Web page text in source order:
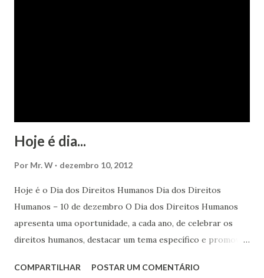
Hoje é dia...
Por Mr. W dezembro 10, 2012
Hoje é o Dia dos Direitos Humanos Dia dos Direitos
Humanos – 10 de dezembro O Dia dos Direitos Humanos
apresenta uma oportunidade, a cada ano, de celebrar os
direitos humanos, destacar um tema específico e promover
em todos os lugares. Este ano, o foco é sobre os direitos
COMPARTILHAR
POSTAR UM COMENTÁRIO